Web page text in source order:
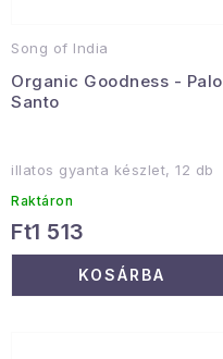
Song of India
Organic Goodness - Palo
Santo
illatos gyanta készlet, 12 db
Raktáron
Ft1 513
KOSÁRBA